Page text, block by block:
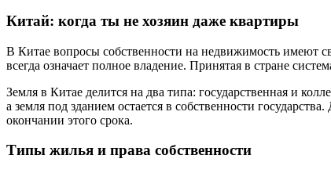
Китай: когда ты не хозяин даже квартиры
В Китае вопросы собственности на недвижимость имеют
всегда означает полное владение. Принятая в стране
Земля в Китае делится на два типа: государственная и
а земля под зданием остается в собственности
окончании этого срока.
Типы жилья и права собственности